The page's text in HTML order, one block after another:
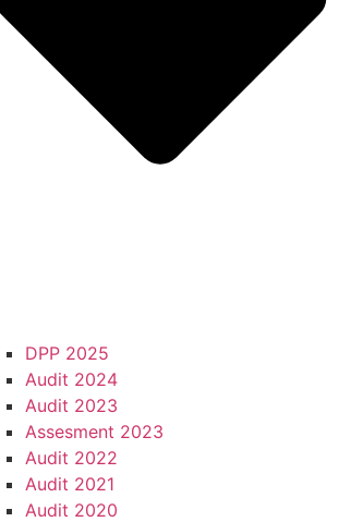
DPP 2025
Audit 2024
Audit 2023
Assesment 2023
Audit 2022
Audit 2021
Audit 2020